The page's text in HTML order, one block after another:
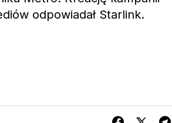
odpowiadał Starlink.